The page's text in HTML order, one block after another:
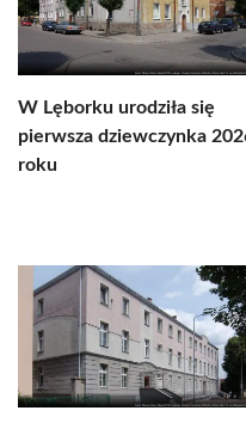
W Lęborku urodziła się
pierwsza dziewczynka
roku